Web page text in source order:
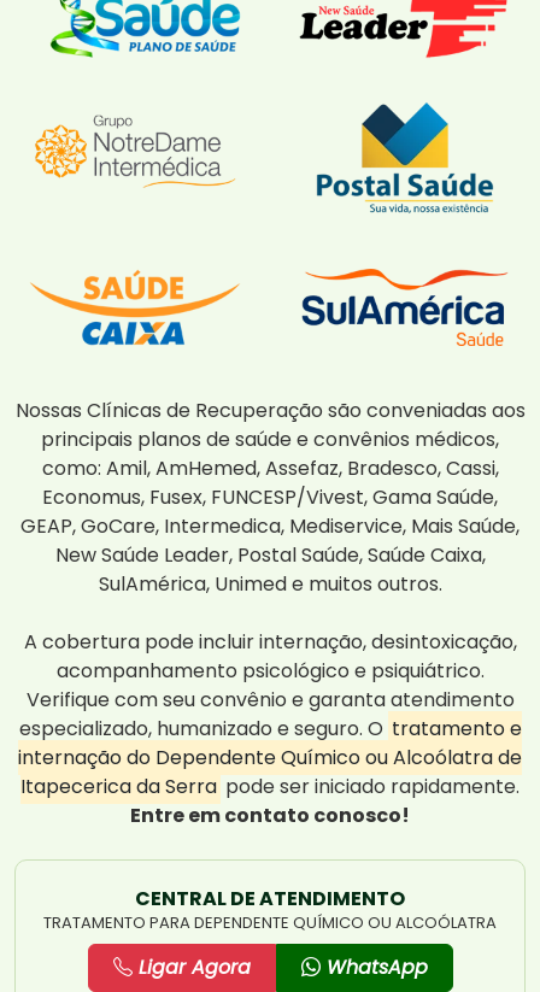
Nossas Clínicas de Recuperação são conveniadas aos
principais planos de saúde e convênios médicos,
como: Amil, AmHemed, Assefaz, Bradesco, Cassi,
Economus, Fusex, FUNCESP/Vivest, Gama Saúde,
GEAP, GoCare, Intermedica, Mediservice, Mais Saúde,
New Saúde Leader, Postal Saúde, Saúde Caixa,
SulAmérica, Unimed e muitos outros.
A cobertura pode incluir internação, desintoxicação,
acompanhamento psicológico e psiquiátrico.
Verifique com seu convênio e garanta atendimento
especializado, humanizado e seguro. O tratamento e
internação do Dependente Químico ou Alcoólatra de
Itapecerica da Serra pode ser iniciado rapidamente.
Entre em contato conosco!
CENTRAL DE ATENDIMENTO
TRATAMENTO PARA DEPENDENTE QUÍMICO OU ALCOÓLATRA
Ligar Agora WhatsApp